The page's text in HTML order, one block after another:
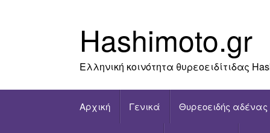
Hashimoto.gr
Ελληνική κοινότητα θυρεοειδίτιδας
Αρχική Γενικά Θυρεοειδής αδένας